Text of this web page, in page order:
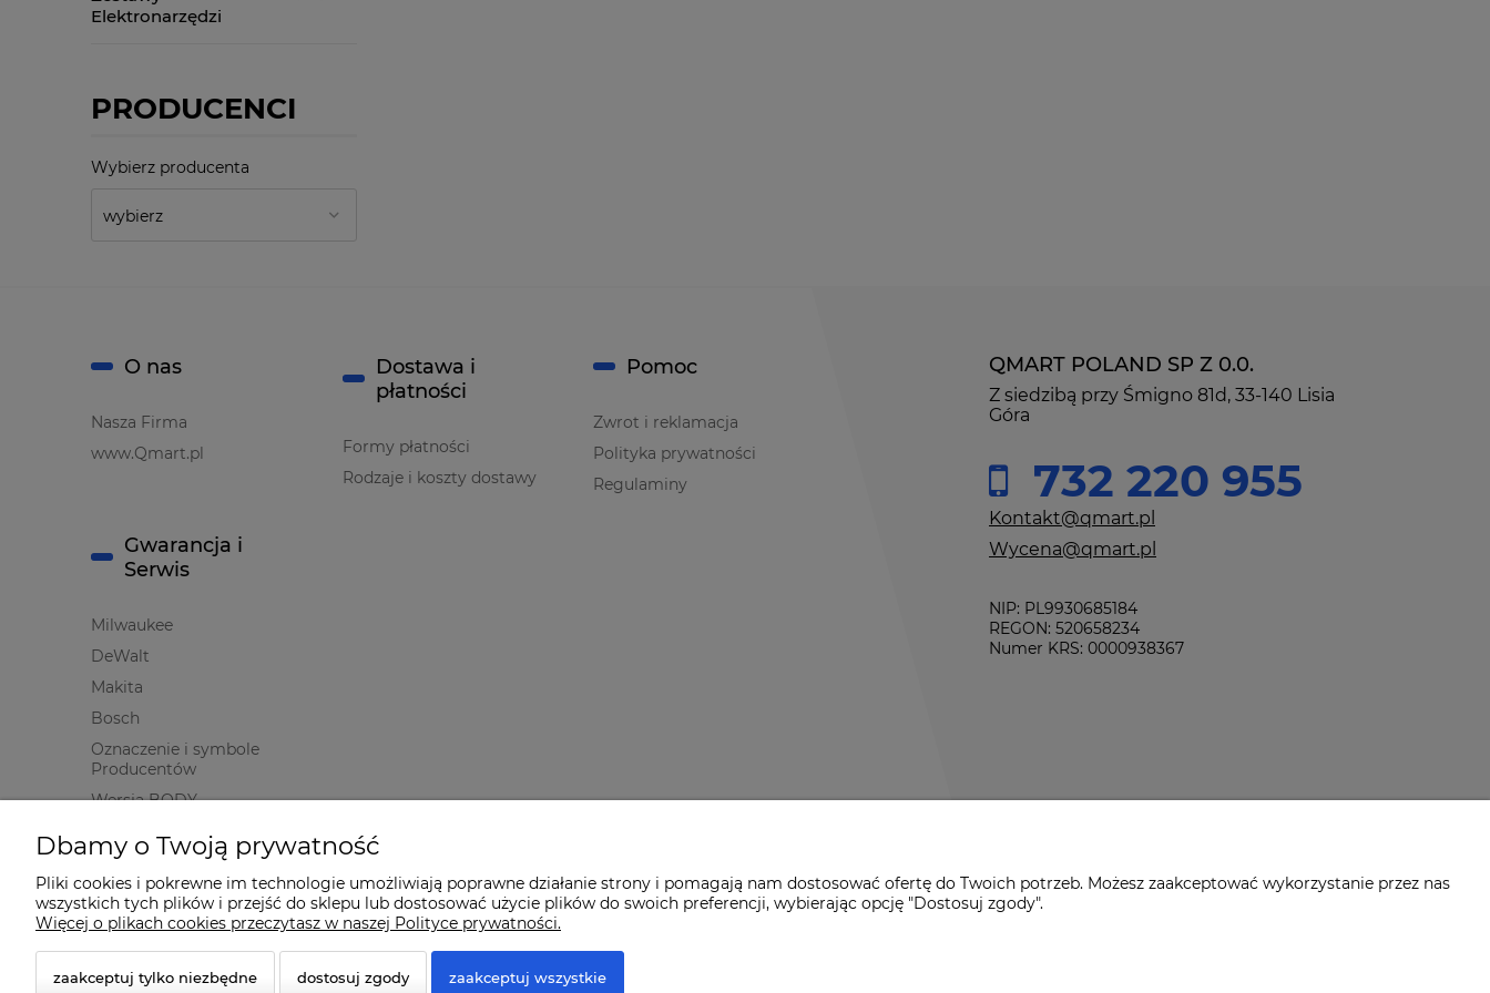
Elektronarzędzi
PRODUCENCI
Wybierz producenta
QMART POLAND SP Z 0.0.
Z siedzibą przy Śmigno 81d, 33-140 Lisia
Góra
732 220 955
Kontakt@qmart.pl
Wycena@qmart.pl
NIP: PL9930685184
REGON: 520658234
Numer KRS: 0000938367
O nas
Nasza Firma
www.Qmart.pl
Dostawa i
płatności
Formy płatności
Rodzaje i koszty dostawy
Pomoc
Zwrot i reklamacja
Polityka prywatności
Regulaminy
Gwarancja i
Serwis
Milwaukee
DeWalt
Makita
Bosch
Oznaczenie i symbole
Producentów
Wersja BODY
© 2026 www.qmart.pl. Wszelkie prawa zastrzeżone.
Dbamy o Twoją prywatność
Pliki cookies i pokrewne im technologie umożliwiają poprawne działanie strony i pomagają nam dostosować ofertę do Twoich potrzeb. Możesz zaakceptować wykorzystanie przez nas
wszystkich tych plików i przejść do sklepu lub dostosować użycie plików do swoich preferencji, wybierając opcję "Dostosuj zgody".
Więcej o plikach cookies przeczytasz w naszej Polityce prywatności.
zaakceptuj tylko niezbędne dostosuj zgody zaakceptuj wszystkie